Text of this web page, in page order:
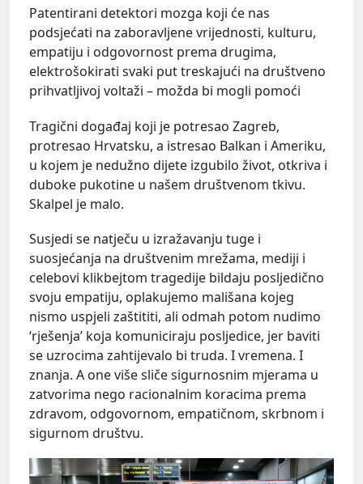
Patentirani detektori mozga koji će nas
podsjećati na zaboravljene vrijednosti, kulturu,
empatiju i odgovornost prema drugima,
elektrošokirati svaki put treskajući na društveno
prihvatljivoj voltaži – možda bi mogli pomoći
Tragični događaj koji je potresao Zagreb,
protresao Hrvatsku, a istresao Balkan i Ameriku,
u kojem je nedužno dijete izgubilo život, otkriva i
duboke pukotine u našem društvenom tkivu.
Skalpel je malo.
Susjedi se natječu u izražavanju tuge i
suosjećanja na društvenim mrežama, mediji i
celebovi klikbejtom tragedije bildaju posljedično
svoju empatiju, oplakujemo mališana kojeg
nismo uspjeli zaštititi, ali odmah potom nudimo
‘rješenja’ koja komuniciraju posljedice, jer baviti
se uzrocima zahtijevalo bi truda. I vremena. I
znanja. A one više sliče sigurnosnim mjerama u
zatvorima nego racionalnim koracima prema
zdravom, odgovornom, empatičnom, skrbnom i
sigurnom društvu.